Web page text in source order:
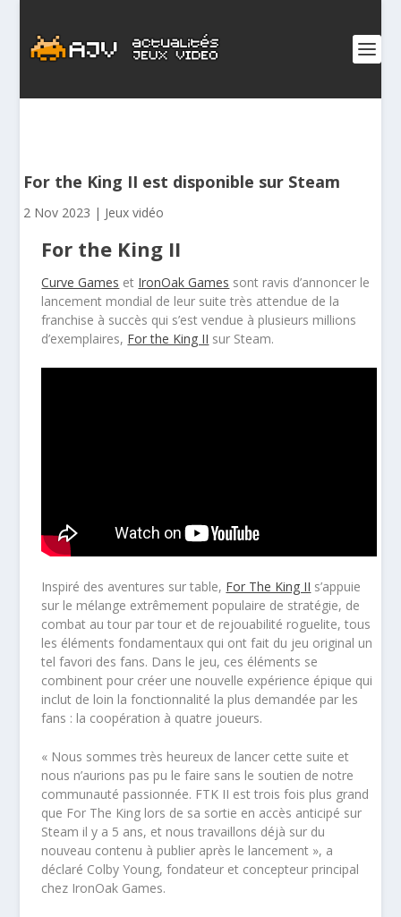
For the King II est disponible sur Steam
2 Nov 2023 | Jeux vidéo
For the King II
Curve Games et IronOak Games sont ravis d’annoncer le
lancement mondial de leur suite très attendue de la
franchise à succès qui s’est vendue à plusieurs millions
d’exemplaires, For the King II sur Steam.
Inspiré des aventures sur table, For The King II s’appuie
sur le mélange extrêmement populaire de stratégie, de
combat au tour par tour et de rejouabilité roguelite, tous
les éléments fondamentaux qui ont fait du jeu original un
tel favori des fans. Dans le jeu, ces éléments se
combinent pour créer une nouvelle expérience épique qui
inclut de loin la fonctionnalité la plus demandée par les
fans : la coopération à quatre joueurs.
« Nous sommes très heureux de lancer cette suite et
nous n’aurions pas pu le faire sans le soutien de notre
communauté passionnée. FTK II est trois fois plus grand
que For The King lors de sa sortie en accès anticipé sur
Steam il y a 5 ans, et nous travaillons déjà sur du
nouveau contenu à publier après le lancement », a
déclaré Colby Young, fondateur et concepteur principal
chez IronOak Games.